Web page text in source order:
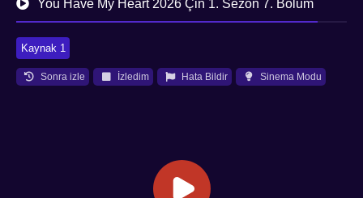
You Have My Heart 2026 Çin 1. Sezon 7. Bölüm
Kaynak 1
Sonra izle İzledim Hata Bildir Sinema Modu